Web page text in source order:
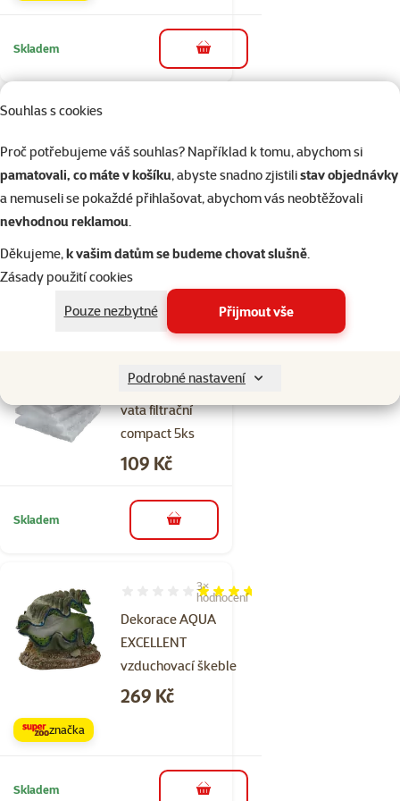
Souhlas s cookies
Proč potřebujeme váš souhlas? Například k tomu, abychom si
pamatovali, co máte v košíku, abyste snadno zjistilistav objednávky
a nemuseli se pokaždé přihlašovat, abychom vás neobtěžovali
nevhodnou reklamou.
Děkujeme,k vašim datům se budeme chovat slušně.
Zásady použití cookies
Pouze nezbytné
Přijmout vše
Podrobné nastavení
Skladem do košíku
Škrtítko akvarijní
Aqua Exotic
Cena
16 Kč
do košíku
Náplň JUWEL
vata filtrační
compact 5ks
Hodnocení 0%
Cena
109 Kč
Skladem do košíku
Dekorace AQUA
EXCELLENT
vzduchovací škeble
Hodnocení 73%, počet hodnocení: 3
3×
hodnocení
Cena
269 Kč
značka
Skladem do košíku